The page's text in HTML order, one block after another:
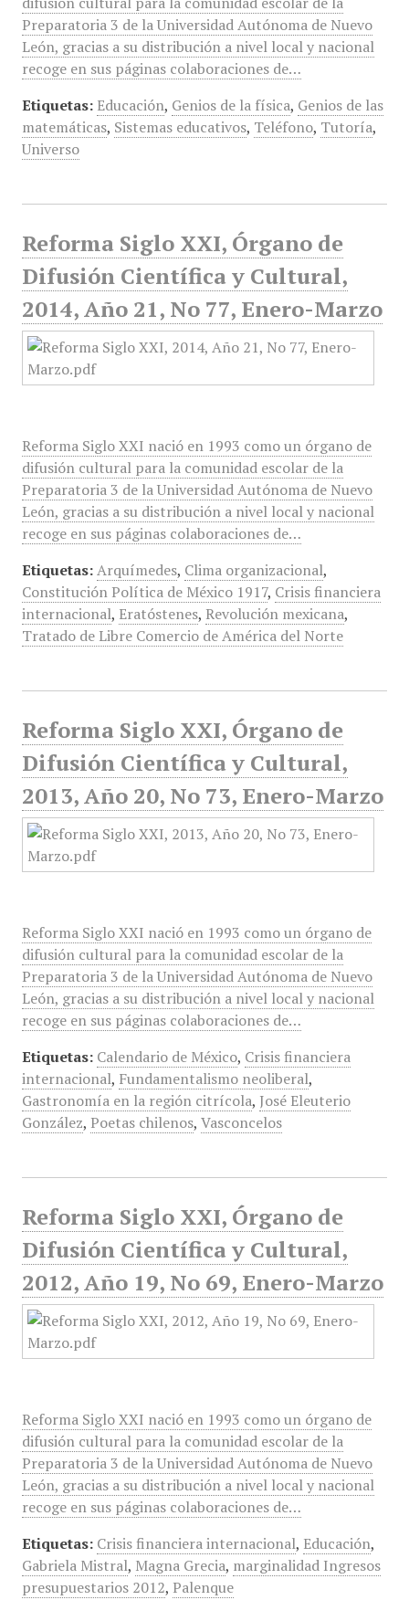
Preparatoria 3 de la Universidad Autónoma de Nuevo
León, gracias a su distribución a nivel local y nacional
recoge en sus páginas colaboraciones de…
Etiquetas: Educación, Genios de la física, Genios de las
matemáticas, Sistemas educativos, Teléfono, Tutoría,
Universo
Reforma Siglo XXI, Órgano de
Difusión Científica y Cultural,
2014, Año 21, No 77, Enero-Marzo
Reforma Siglo XXI nació en 1993 como un órgano de
difusión cultural para la comunidad escolar de la
Preparatoria 3 de la Universidad Autónoma de Nuevo
León, gracias a su distribución a nivel local y nacional
recoge en sus páginas colaboraciones de…
Etiquetas: Arquímedes, Clima organizacional,
Constitución Política de México 1917, Crisis financiera
internacional, Eratóstenes, Revolución mexicana,
Tratado de Libre Comercio de América del Norte
Reforma Siglo XXI, Órgano de
Difusión Científica y Cultural,
2013, Año 20, No 73, Enero-Marzo
Reforma Siglo XXI nació en 1993 como un órgano de
difusión cultural para la comunidad escolar de la
Preparatoria 3 de la Universidad Autónoma de Nuevo
León, gracias a su distribución a nivel local y nacional
recoge en sus páginas colaboraciones de…
Etiquetas: Calendario de México, Crisis financiera
internacional, Fundamentalismo neoliberal,
Gastronomía en la región citrícola, José Eleuterio
González, Poetas chilenos, Vasconcelos
Reforma Siglo XXI, Órgano de
Difusión Científica y Cultural,
2012, Año 19, No 69, Enero-Marzo
Reforma Siglo XXI nació en 1993 como un órgano de
difusión cultural para la comunidad escolar de la
Preparatoria 3 de la Universidad Autónoma de Nuevo
León, gracias a su distribución a nivel local y nacional
recoge en sus páginas colaboraciones de…
Etiquetas: Crisis financiera internacional, Educación,
Gabriela Mistral, Magna Grecia, marginalidad Ingresos
presupuestarios 2012, Palenque